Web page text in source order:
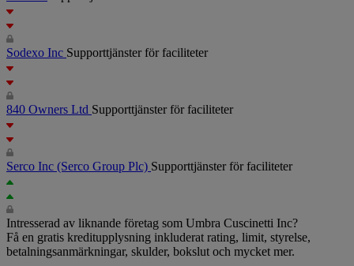
Sodexo Inc Supporttjänster för faciliteter
840 Owners Ltd Supporttjänster för faciliteter
Serco Inc (Serco Group Plc) Supporttjänster för faciliteter
Intresserad av liknande företag som Umbra Cuscinetti Inc?
Få en gratis kreditupplysning inkluderat rating, limit, styrelse,
betalningsanmärkningar, skulder, bokslut och mycket mer.